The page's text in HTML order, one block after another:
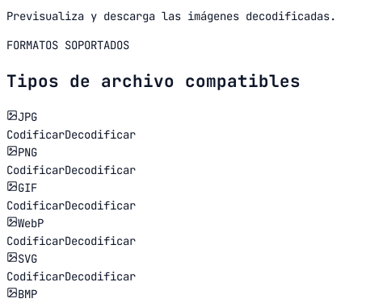
Previsualiza y descarga las imágenes decodificadas.
FORMATOS SOPORTADOS
Tipos de archivo compatibles
JPG
CodificarDecodificar
PNG
CodificarDecodificar
GIF
CodificarDecodificar
WebP
CodificarDecodificar
SVG
CodificarDecodificar
BMP